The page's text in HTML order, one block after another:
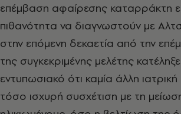
επέμβαση αφαίρεσης καταρράκτη
πιθανότητα να διαγνωστούν με
στην επόμενη δεκαετία από την
της συγκεκριμένης μελέτης
εντυπωσιακό ότι καμία άλλη
τόσο ισχυρή συσχέτιση με τη